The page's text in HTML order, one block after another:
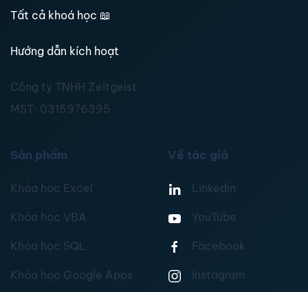
Tất cả khoá học 📖
Hướng dẫn kích hoạt
Công ty TNHH Zeitgeist
MST: 0315976395
Sản phẩm
Khóa học Excel
Khóa học VBA
Khóa học SQL
Khóa học Google Apps
Về tác giả
Linkedin
YouTube
Facebook
Instagram